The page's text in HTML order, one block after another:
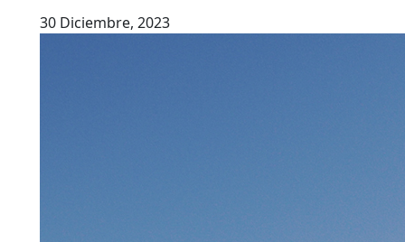
30 Diciembre, 2023